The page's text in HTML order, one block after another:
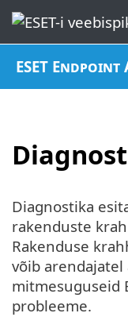
ESET
Diagnostika
rakenduste
Rakenduse
võib arendajatel
mitmesuguseid
probleeme.